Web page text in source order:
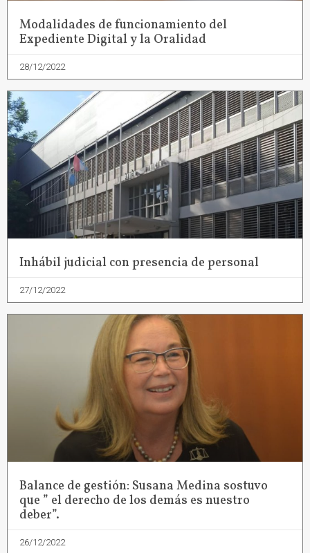
Modalidades de funcionamiento del
Expediente Digital y la Oralidad
28/12/2022
Inhábil judicial con presencia de personal
27/12/2022
Balance de gestión: Susana Medina sostuvo
que ” el derecho de los demás es nuestro
deber”.
26/12/2022